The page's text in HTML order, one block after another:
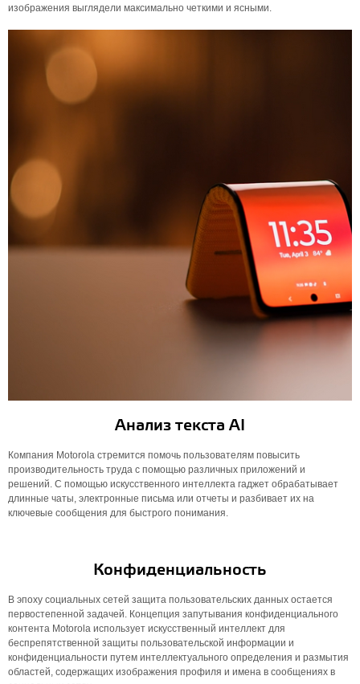
изображения выглядели максимально четкими и ясными.
Анализ текста AI
Компания Motorola стремится помочь пользователям повысить
производительность труда с помощью различных приложений и
решений. С помощью искусственного интеллекта гаджет обрабатывает
длинные чаты, электронные письма или отчеты и разбивает их на
ключевые сообщения для быстрого понимания.
Конфиденциальность
В эпоху социальных сетей защита пользовательских данных остается
первостепенной задачей. Концепция запутывания конфиденциального
контента Motorola использует искусственный интеллект для
беспрепятственной защиты пользовательской информации и
конфиденциальности путем интеллектуального определения и размытия
областей, содержащих изображения профиля и имена в сообщениях в